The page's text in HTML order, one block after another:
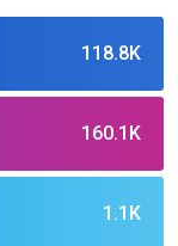
118.8K
160.1K
1.1K